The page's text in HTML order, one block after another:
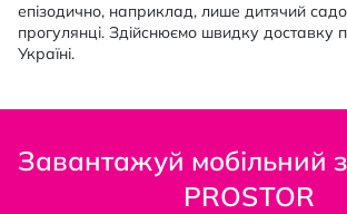
епізодично, наприклад, лише дитячий
прогулянці. Здійснюємо швидку доставку
Україні.
Завантажуй мобільний
PROSTOR